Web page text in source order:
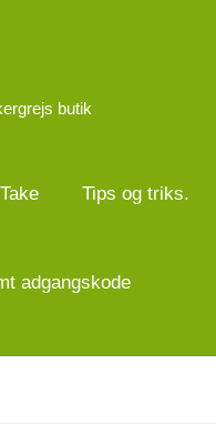
butik
Tips og triks.
adgangskode